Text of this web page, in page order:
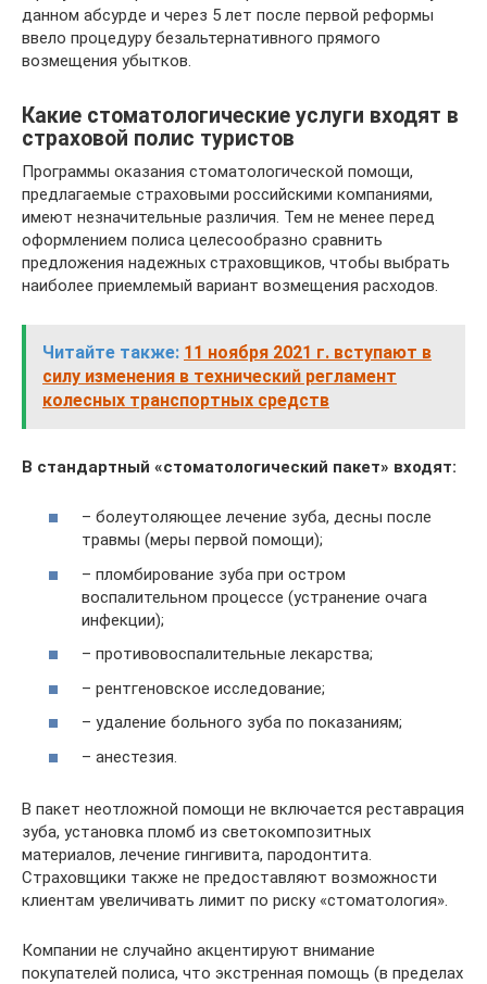
данном абсурде и через 5 лет после первой реформы
ввело процедуру безальтернативного прямого
возмещения убытков.
Какие стоматологические услуги входят в
страховой полис туристов
Программы оказания стоматологической помощи,
предлагаемые страховыми российскими компаниями,
имеют незначительные различия. Тем не менее перед
оформлением полиса целесообразно сравнить
предложения надежных страховщиков, чтобы выбрать
наиболее приемлемый вариант возмещения расходов.
Читайте также: 11 ноября 2021 г. вступают в
силу изменения в технический регламент
колесных транспортных средств
В стандартный «стоматологический пакет» входят:
– болеутоляющее лечение зуба, десны после
травмы (меры первой помощи);
– пломбирование зуба при остром
воспалительном процессе (устранение очага
инфекции);
– противовоспалительные лекарства;
– рентгеновское исследование;
– удаление больного зуба по показаниям;
– анестезия.
В пакет неотложной помощи не включается реставрация
зуба, установка пломб из светокомпозитных
материалов, лечение гингивита, пародонтита.
Страховщики также не предоставляют возможности
клиентам увеличивать лимит по риску «стоматология».
Компании не случайно акцентируют внимание
покупателей полиса, что экстренная помощь (в пределах